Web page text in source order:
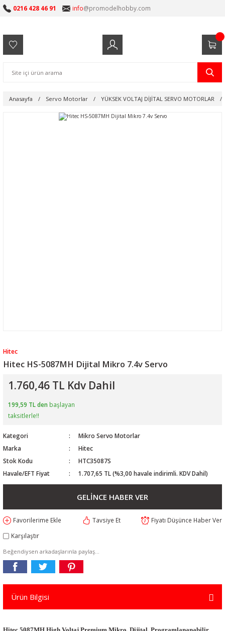
0216 428 46 91 info@promodelhobby.com
Anasayfa Servo Motorlar YÜKSEK VOLTAJ DİJİTAL SERVO MOTORLAR
Hitec
Hitec HS-5087MH Dijital Mikro 7.4v Servo
1.760,46 TL Kdv Dahil
199,59 TL den başlayan
taksitlerle!!
Kategori
Mikro Servo Motorlar
Marka
Hitec
Stok Kodu
HTC35087S
Havale/EFT Fiyat
1.707,65 TL (%3,00 havale indirimli. KDV Dahil)
GELİNCE HABER VER
Tavsiye Et
Fiyatı Düşünce Haber Ver
Karşılaştır
Beğendiysen arkadaşlarınla paylaş...
Ürün Bilgisi